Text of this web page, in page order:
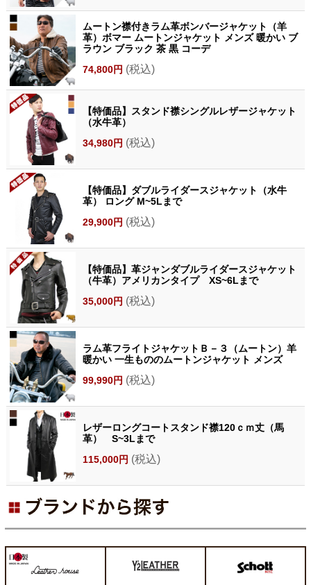
ムートン襟付きラム革ボンバージャケット（羊
革）ボマー ムートンジャケット メンズ 暖かい ブ
ラウン ブラック 茶 黒 コーデ
74,800円 (税込)
【特価品】スタンド襟シングルレザージャケット
（水牛革）
34,980円 (税込)
【特価品】ダブルライダースジャケット（水牛
革） ロング M~5Lまで
29,900円 (税込)
【特価品】革ジャンダブルライダースジャケット
（牛革）アメリカンタイプ XS~6Lまで
35,000円 (税込)
ラム革フライトジャケットＢ－３（ムートン）羊
暖かい 一生もののムートンジャケット メンズ
99,990円 (税込)
レザーロングコートスタンド襟120ｃｍ丈（馬
革） S~3Lまで
115,000円 (税込)